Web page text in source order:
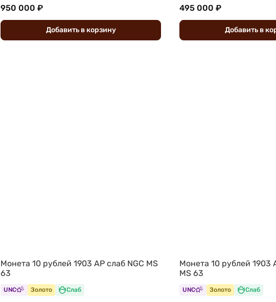
950 000 ₽
Добавить вкорзину
495 000 ₽
Добавить в
Монета 10 рублей 1903 АР слаб NGC MS
63
UNC Золото Слаб
Монета 10 рублей 1903
MS 63
UNC Золото Слаб